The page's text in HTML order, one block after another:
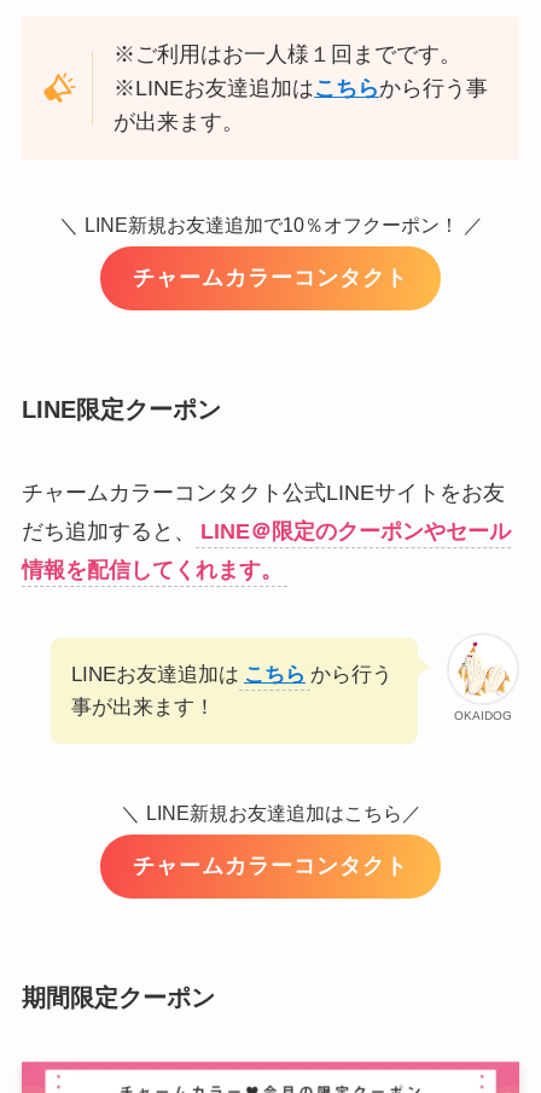
※ご利用はお一人様１回までです。
※LINEお友達追加はこちらから行う事
が出来ます。
＼ LINE新規お友達追加で10％オフクーポン！ ／
チャームカラーコンタクト
LINE限定クーポン
チャームカラーコンタクト公式LINEサイトをお友
だち追加すると、
LINE＠限定のクーポンやセール
情報を配信してくれます。
OKAIDOG
LINEお友達追加は こちら から行う
事が出来ます！
＼ LINE新規お友達追加はこちら／
チャームカラーコンタクト
期間限定クーポン